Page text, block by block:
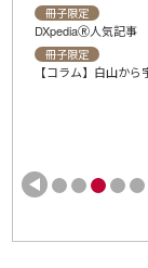
冊子限定
DXpediaⓇ人気記事
冊子限定
【コラム】白山か